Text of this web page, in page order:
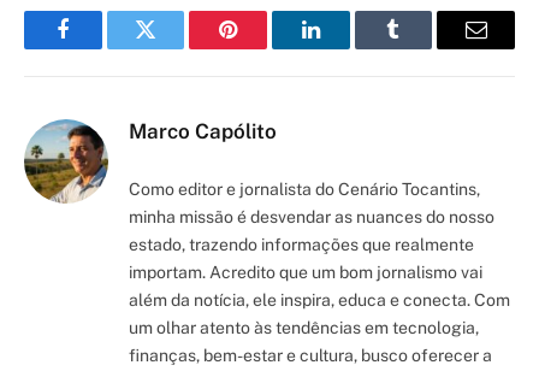
FacebookTwitter Pinterest LinkedInTumblr Email
Marco Capólito
Como editor e jornalista do Cenário Tocantins,
minha missão é desvendar as nuances do nosso
estado, trazendo informações que realmente
importam. Acredito que um bom jornalismo vai
além da notícia, ele inspira, educa e conecta. Com
um olhar atento às tendências em tecnologia,
finanças, bem-estar e cultura, busco oferecer a